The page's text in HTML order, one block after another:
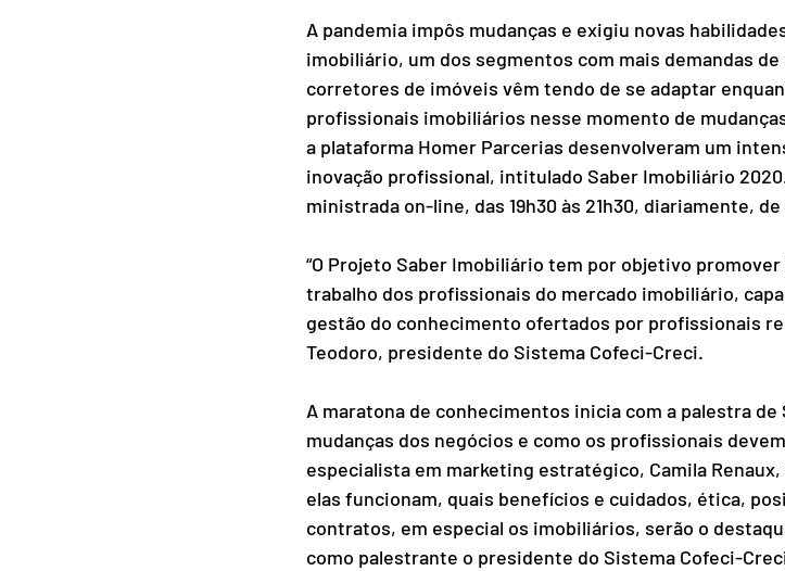
A pandemia impôs mudanças e exigiu novas
imobiliário, um dos segmentos com mais demandas
corretores de imóveis vêm tendo de se adaptar
profissionais imobiliários nesse momento de
a plataforma Homer Parcerias desenvolveram um
inovação profissional, intitulado Saber Imobiliário
ministrada on-line, das 19h30 às 21h30, diariamente, de
“O Projeto Saber Imobiliário tem por objetivo
trabalho dos profissionais do mercado imobiliário,
gestão do conhecimento ofertados por profissionais
Teodoro, presidente do Sistema Cofeci-Creci.
A maratona de conhecimentos inicia com a palestra de
mudanças dos negócios e como os profissionais
especialista em marketing estratégico, Camila
elas funcionam, quais benefícios e cuidados, ética,
contratos, em especial os imobiliários, serão o
como palestrante o presidente do Sistema Cofeci-